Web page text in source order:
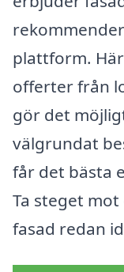
plattform.
offerter från
gör det
välgrundat
får det bästa
Ta steget
fasad redan